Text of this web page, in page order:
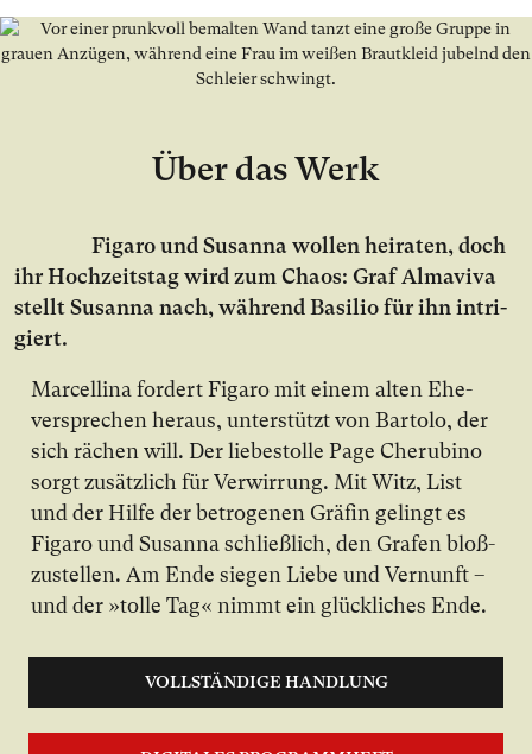
Über das Werk
Figaro und Susanna wol­len hei­ra­ten, doch
ihr Hoch­zeits­tag wird zum Cha­os: Graf Almaviva
stellt Susanna nach, wäh­rend Basilio für ihn in­tri­
giert.
Marcellina for­dert Figaro mit ei­nem al­ten Ehe­
ver­spre­chen her­aus, un­ter­stützt von Bartolo, der
sich rä­chen will. Der lie­bes­tol­le Page Cherubino
sorgt zu­sätz­lich für Ver­wir­rung. Mit Witz, List
und der Hil­fe der be­tro­ge­nen Grä­fin ge­lingt es
Figaro und Susanna schließ­lich, den Gra­fen bloß­
zu­stel­len. Am En­de sie­gen Lie­be und Ver­nunft –
und der »tol­le Tag« nimmt ein glück­li­ches En­de.
VOLLSTÄNDIGE HANDLUNG